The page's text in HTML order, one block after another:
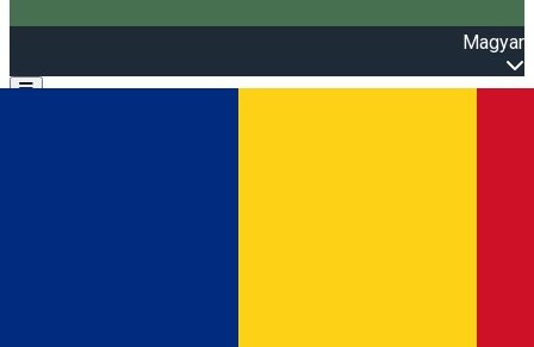
Magyar
Open main menu